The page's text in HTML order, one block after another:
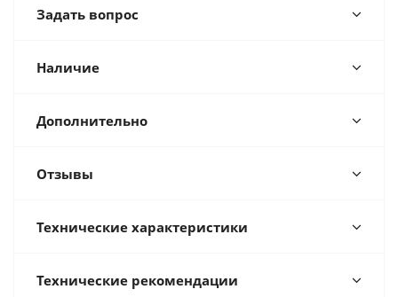
Задать вопрос
Наличие
Дополнительно
Отзывы
Технические характеристики
Технические рекомендации